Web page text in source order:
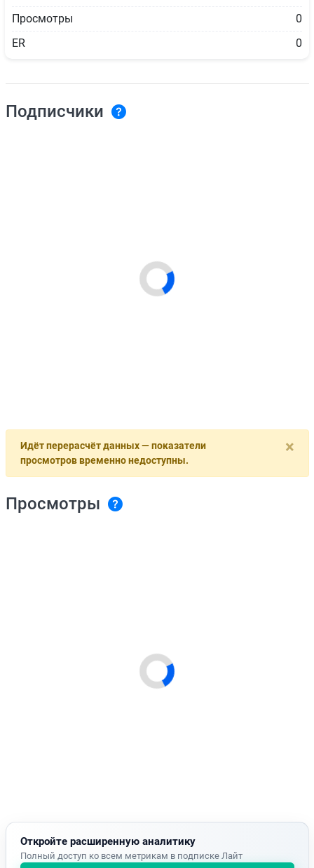
Просмотры
0
ER
0
Подписчики
×
Идёт перерасчёт данных — показатели
просмотров временно недоступны.
Просмотры
Откройте расширенную аналитику
Полный доступ ко всем метрикам в подписке Лайт